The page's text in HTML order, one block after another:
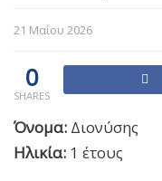
21 Μαΐου 2026
0
SHARES
Όνομα: Διονύσης
Ηλικία: 1 έτους